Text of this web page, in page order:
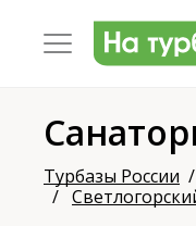
Турбазы России
Заринский